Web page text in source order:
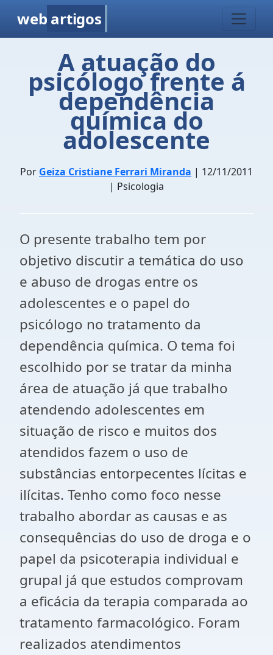
web artigos
A atuação do
psicólogo frente á
dependência
química do
adolescente
Por Geiza Cristiane Ferrari Miranda | 12/11/2011
| Psicologia
O presente trabalho tem por
objetivo discutir a temática do uso
e abuso de drogas entre os
adolescentes e o papel do
psicólogo no tratamento da
dependência química. O tema foi
escolhido por se tratar da minha
área de atuação já que trabalho
atendendo adolescentes em
situação de risco e muitos dos
atendidos fazem o uso de
substâncias entorpecentes lícitas e
ilícitas. Tenho como foco nesse
trabalho abordar as causas e as
consequências do uso de droga e o
papel da psicoterapia individual e
grupal já que estudos comprovam
a eficácia da terapia comparada ao
tratamento farmacológico. Foram
realizados atendimentos